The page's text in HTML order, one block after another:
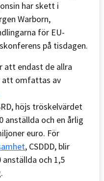
har skett i
Warborn,
för EU-
på tisdagen.
att endast de allra
omfattas av
höjs tröskelvärdet
anställda och en årlig
euro. För
, CSDDD, blir
anställda och 1,5